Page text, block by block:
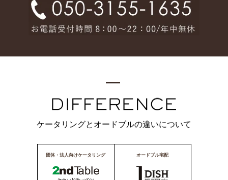
ケータリングとオードブルの違いについて
団体・法人向けケータリング オードブル宅配